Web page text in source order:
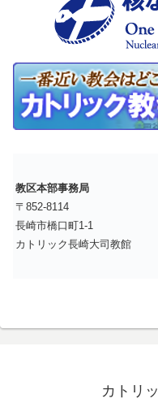
教区本部事務局
〒852-8114
長崎市橋口町1-1
カトリック長崎大司教館
カトリ